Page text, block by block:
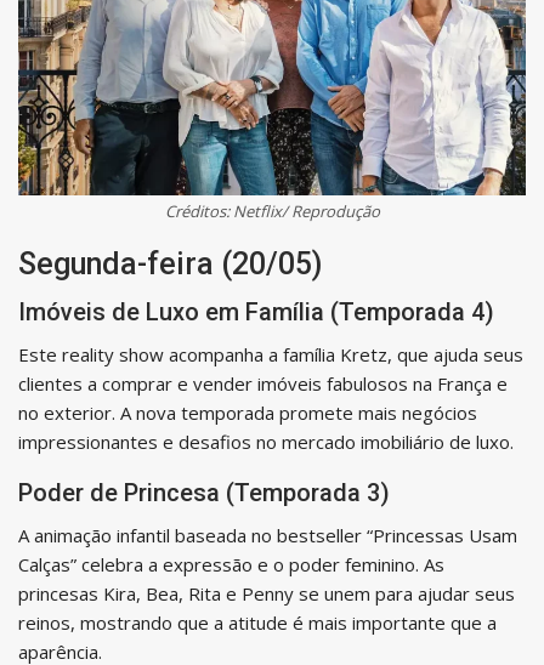
Créditos: Netflix/ Reprodução
Segunda-feira (20/05)
Imóveis de Luxo em Família (Temporada 4)
Este reality show acompanha a família Kretz, que ajuda seus
clientes a comprar e vender imóveis fabulosos na França e
no exterior. A nova temporada promete mais negócios
impressionantes e desafios no mercado imobiliário de luxo.
Poder de Princesa (Temporada 3)
A animação infantil baseada no bestseller “Princessas Usam
Calças” celebra a expressão e o poder feminino. As
princesas Kira, Bea, Rita e Penny se unem para ajudar seus
reinos, mostrando que a atitude é mais importante que a
aparência.